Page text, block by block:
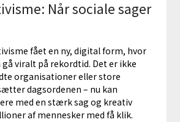
Når sociale sager
fået en ny, digital form, hvor
viralt på rekordtid. Det er ikke
organisationer eller store
dagsordenen – nu kan
med en stærk sag og kreativ
af mennesker med få klik.